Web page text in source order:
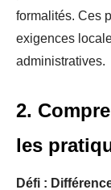
formalités. Ces
exigences
administratives.
2.
les
Défi :